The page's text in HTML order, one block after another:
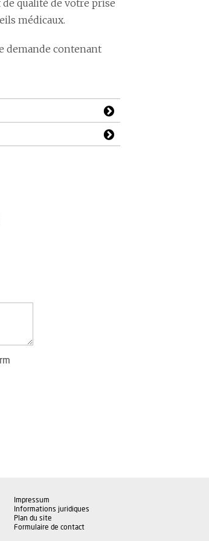
qualité de votre prise
médicaux.
demande contenant
Impressum
Informations juridiques
Plan du site
Formulaire de contact